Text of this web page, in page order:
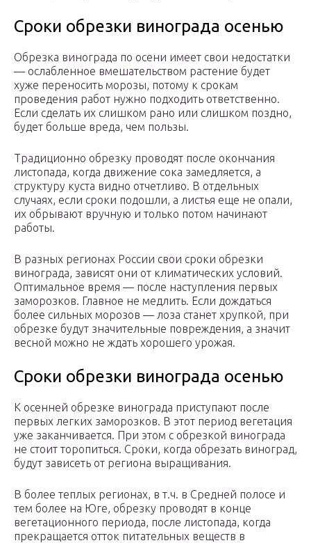
Сроки обрезки винограда осенью
Обрезка винограда по осени имеет свои недостатки
— ослабленное вмешательством растение будет
хуже переносить морозы, потому к срокам
проведения работ нужно подходить ответственно.
Если сделать их слишком рано или слишком поздно,
будет больше вреда, чем пользы.
Традиционно обрезку проводят после окончания
листопада, когда движение сока замедляется, а
структуру куста видно отчетливо. В отдельных
случаях, если сроки подошли, а листья еще не опали,
их обрывают вручную и только потом начинают
работы.
В разных регионах России свои сроки обрезки
винограда, зависят они от климатических условий.
Оптимальное время — после наступления первых
заморозков. Главное не медлить. Если дождаться
более сильных морозов — лоза станет хрупкой, при
обрезке будут значительные повреждения, а значит
весной можно не ждать хорошего урожая.
Сроки обрезки винограда осенью
К осенней обрезке винограда приступают после
первых легких заморозков. В этот период вегетация
уже заканчивается. При этом с обрезкой винограда
не стоит торопиться. Сроки, когда обрезать виноград,
будут зависеть от региона выращивания.
В более теплых регионах, в т.ч. в Средней полосе и
тем более на Юге, обрезку проводят в конце
вегетационного периода, после листопада, когда
прекращается отток питательных веществ в